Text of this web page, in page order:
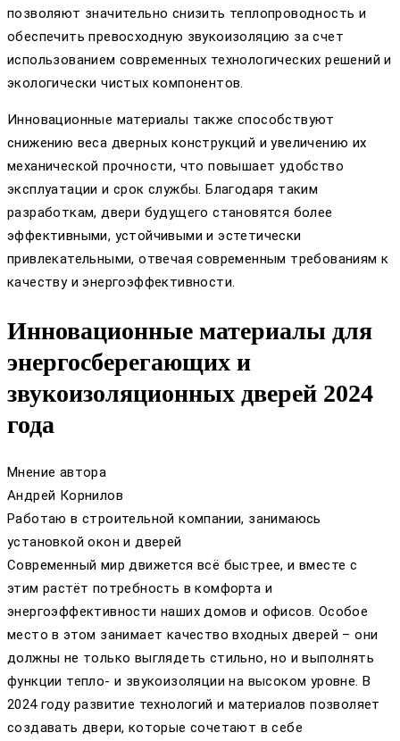
позволяют значительно снизить теплопроводность и
обеспечить превосходную звукоизоляцию за счет
использованием современных технологических решений и
экологически чистых компонентов.
Инновационные материалы также способствуют
снижению веса дверных конструкций и увеличению их
механической прочности, что повышает удобство
эксплуатации и срок службы. Благодаря таким
разработкам, двери будущего становятся более
эффективными, устойчивыми и эстетически
привлекательными, отвечая современным требованиям к
качеству и энергоэффективности.
Инновационные материалы для
энергосберегающих и
звукоизоляционных дверей 2024
года
Мнение автора
Андрей Корнилов
Работаю в строительной компании, занимаюсь
установкой окон и дверей
Современный мир движется всё быстрее, и вместе с
этим растёт потребность в комфорта и
энергоэффективности наших домов и офисов. Особое
место в этом занимает качество входных дверей – они
должны не только выглядеть стильно, но и выполнять
функции тепло- и звукоизоляции на высоком уровне. В
2024 году развитие технологий и материалов позволяет
создавать двери, которые сочетают в себе